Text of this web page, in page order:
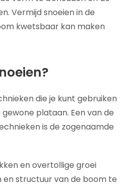
Vermijd snoeien in de
kwetsbaar kan maken
die je kunt gebruiken
plataan. Een van de
is de zogenaamde
en overtollige groei
structuur van de boom te